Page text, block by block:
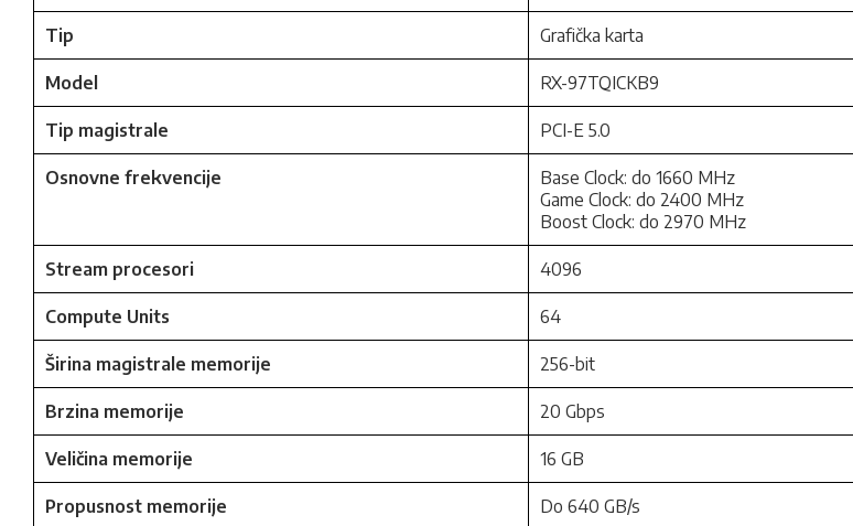
Tip Grafička karta
Model RX-97TQICKB9
Tip magistrale PCI-E 5.0
Osnovne frekvencije
Base Clock: do 1660 MHz
Game Clock: do 2400 MHz
Boost Clock: do 2970 MHz
Stream procesori 4096
Compute Units 64
Širina magistrale memorije 256-bit
Brzina memorije 20 Gbps
Veličina memorije 16 GB
Propusnost memorije Do 640 GB/s